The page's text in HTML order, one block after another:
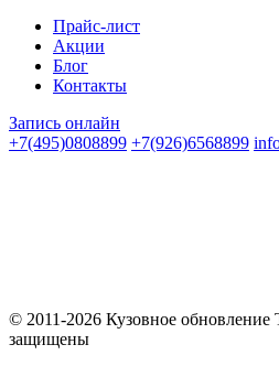
Прайс-лист
Акции
Блог
Контакты
Запись онлайн
+7(495)0808899 +7(926)6568899
© 2011-2026 Кузовное обновление
защищены